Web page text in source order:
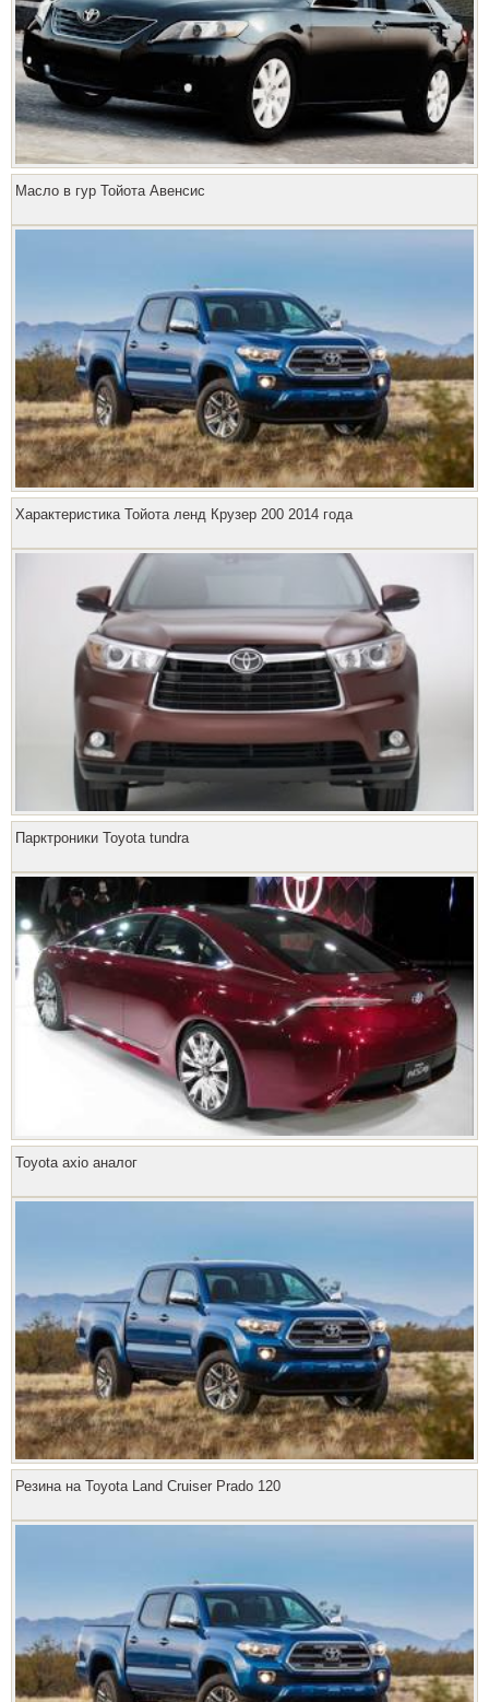
Масло в гур Тойота Авенсис
Характеристика Тойота ленд Крузер 200 2014 года
Парктроники Toyota tundra
Toyota axio аналог
Резина на Toyota Land Cruiser Prado 120